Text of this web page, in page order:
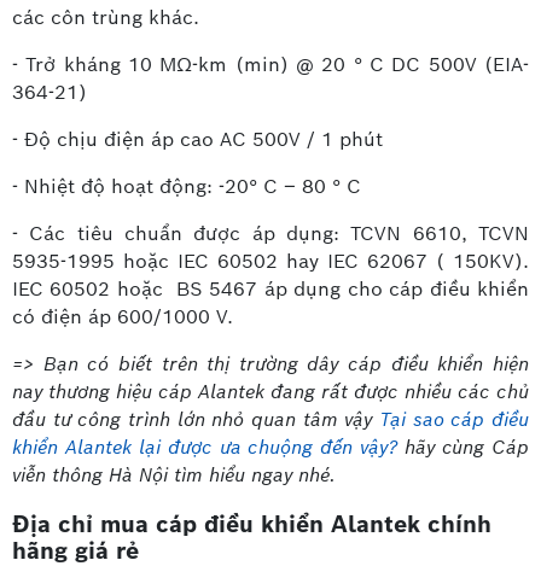
các côn trùng khác.
- Trở kháng 10 MΩ-km (min) @ 20 ° C DC 500V (EIA-
364-21)
- Độ chịu điện áp cao AC 500V / 1 phút
- Nhiệt độ hoạt động: -20° C – 80 ° C
- Các tiêu chuẩn được áp dụng: TCVN 6610, TCVN
5935-1995 hoặc IEC 60502 hay IEC 62067 ( 150KV).
IEC 60502 hoặc BS 5467 áp dụng cho cáp điều khiển
có điện áp 600/1000 V.
=> Bạn có biết trên thị trường dây cáp điều khiển hiện
nay thương hiệu cáp Alantek đang rất được nhiều các chủ
đầu tư công trình lớn nhỏ quan tâm vậy Tại sao cáp điều
khiển Alantek lại được ưa chuộng đến vậy?hãy cùng Cáp
viễn thông Hà Nội tìm hiểu ngay nhé.
Địa chỉ mua cáp điều khiển Alantek chính
hãng giá rẻ